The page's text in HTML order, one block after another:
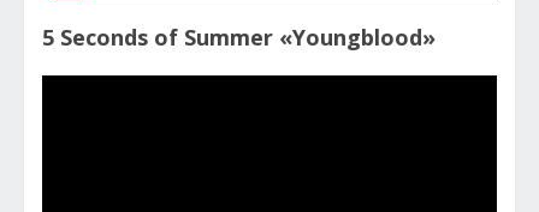
5 Seconds of Summer «Youngblood»